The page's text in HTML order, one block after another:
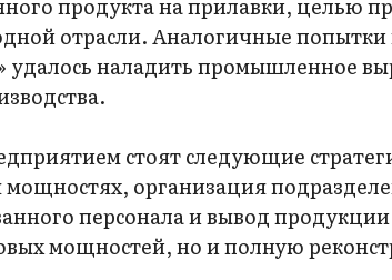
продукта на прилавки, целью
отрасли. Аналогичные
наладить промышленное
стоят следующие
организация
персонала и вывод
мощностей, но и полную